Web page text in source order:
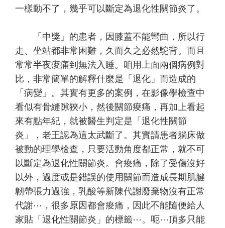
一樣動不了，幾乎可以斷定為退化性關節炎了。
「中獎」的患者，因膝蓋不能彎曲，所以行
走、坐站都非常困難，久而久之必然駝背。而且
常常半夜痠痛到無法入睡。咱用上面兩個病例對
比，非常簡單的解釋什麼是「退化」而造成的
「病變」。其實有更多的案例，在影像學檢查中
看似有骨縫隙狹小，然後關節痠痛，再加上看起
來有點年紀，就被醫生判定是「退化性關節
炎」，老王認為這太武斷了。其實請患者躺床做
被動的理學檢查，只要活動角度都正常，就不可
以斷定為退化性關節炎。會痠痛，除了受傷沒好
以外，過度或是錯誤的使用關節而造成長期肌腱
韌帶張力過強，乳酸等新陳代謝廢棄物沒有正常
代謝⋯，很多原因都會痠痛，因此不能隨便給人
家貼「退化性關節炎」的標籤⋯。呃⋯頂多只能